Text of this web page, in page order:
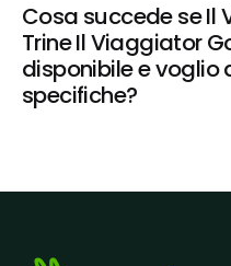
Cosa succede se Il
Trine Il Viaggiator
disponibile e voglio
specifiche?